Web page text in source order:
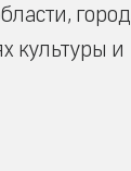
культуры и